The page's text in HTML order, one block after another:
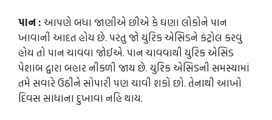
પાન : આપણે બધા જાણીએ છીએ કે ઘણા લોકોને પાન
ખાવાની આદત હોય છે. પરંતુ જો યુરિક એસિડને કંટ્રોલ કરવું
હોય તો પાન ચાવવા જોઈએ. પાન ચાવવાથી યુરિક એસિડ
પેશાબ દ્વારા બહાર નીકળી જાય છે. યુરિક એસિડની સમસ્યામાં
તમે સવારે ઉઠીને સોપારી પણ ચાવી શકો છો. તેનાથી આખો
દિવસ સાંધાના દુખાવા નહિ થાય.